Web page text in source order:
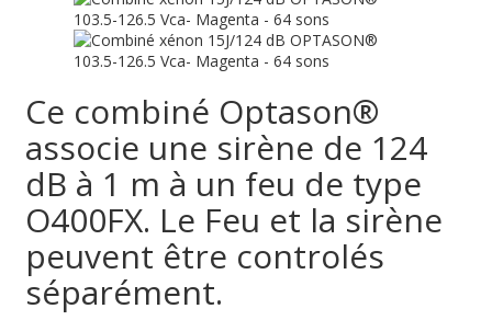
Ce combiné Optason®
associe une sirène de 124
dB à 1 m à un feu de type
O400FX. Le Feu et la sirène
peuvent être controlés
séparément.